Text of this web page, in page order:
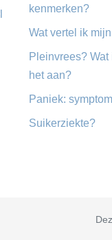
kenmerken?
Wat vertel ik
Pleinvrees?
het aan?
Paniek:
Suikerziekte?